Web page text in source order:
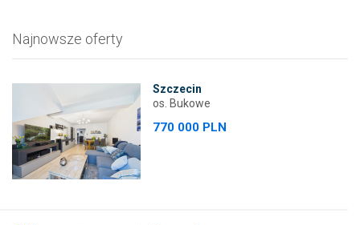
Najnowsze oferty
Szczecin
os. Bukowe
770 000 PLN